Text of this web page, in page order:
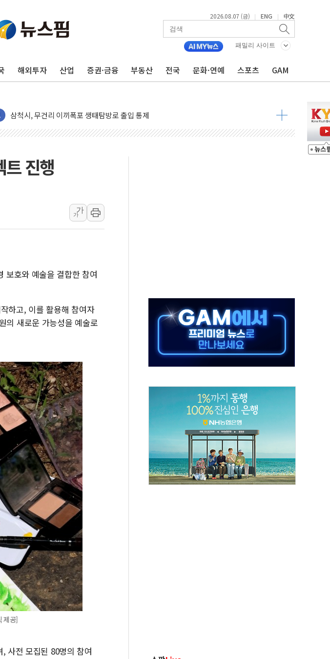
2026.08.07 (금) | ENG | 中文
패밀리 사이트
해외투자 산업 증권·금융 부동산 전국 문화·연예 스포츠 GAM
해군1함대 '창설 80주년' 기념식...지역축제 '불금전파, 송정'과 상생
원주시, 첨단의료복합단지 지정 준비 본격화…'AI 데이터 기반 메디테크 혁신허브' 구상
전남광주 화정역 인근 도로 4중 추돌…1명 심정지·5명 부상
청도 문수리 야산서 산불 진화 중...진화헬기 3대 투입
헥토이노베이션, 상반기 매출 첫 2000억원 돌파
우리은행, 고창해상풍력에 4000억 금융 지원
민병덕 "오늘 67개 점포 영업 재개...장바구니에 홈플러스 담아달라" 호소
하나금융이 쏘아 올린 CIFO, 금융지주 포용금융 조직개편 신호탄
종합특검, '尹 관저 이전 감사 무마' 유병호 구속 기소
"최대 2시간 앞서 침수 예측"…건설연, AI 위험기상 기술 개발
창호 교체하다 난간 무너져…대전서 50대 일용직 추락 사망
장동혁 "규제와 대출 풀고 재개발·재건축 촉진하는 것이 부동산 정상화"
[속보] 종합특검, '尹 관저 이전 감사 무마' 유병호 감사위원 구속 기소
AI에 승부 건 네이버…내년 AI 팩토리 매출 본격화
트 진행
가
가
보호와 예술을 결합한 참여
하고, 이를 활용해 참여자
의 새로운 가능성을 예술로
제공]
사전 모집된 80명의 참여